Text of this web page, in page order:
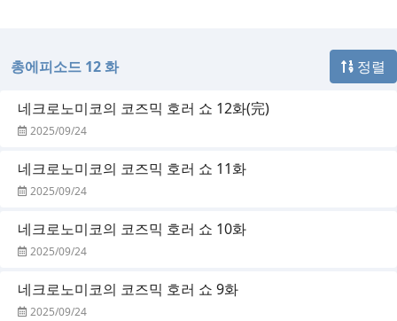
총에피소드 12 화 정렬
네크로노미코의 코즈믹 호러 쇼 12화(完)
2025/09/24
네크로노미코의 코즈믹 호러 쇼 11화
2025/09/24
네크로노미코의 코즈믹 호러 쇼 10화
2025/09/24
네크로노미코의 코즈믹 호러 쇼 9화
2025/09/24